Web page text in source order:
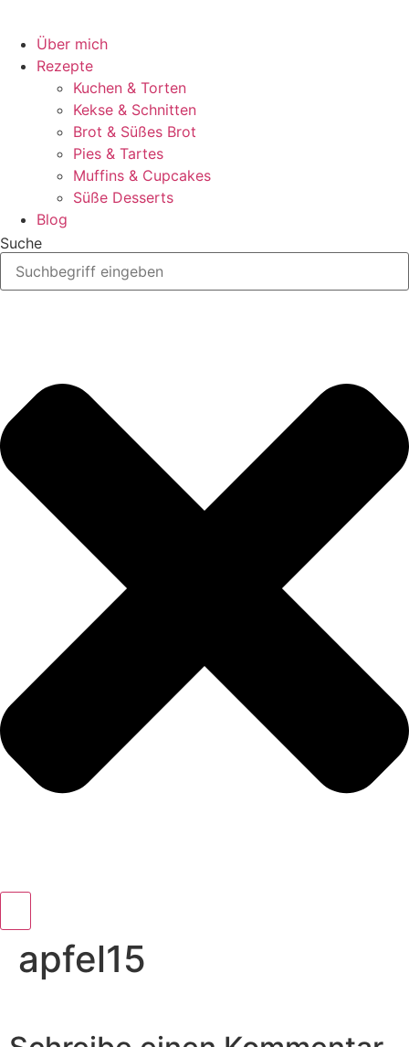
Über mich
Rezepte
Kuchen & Torten
Kekse & Schnitten
Brot & Süßes Brot
Pies & Tartes
Muffins & Cupcakes
Süße Desserts
Blog
Suche
apfel15